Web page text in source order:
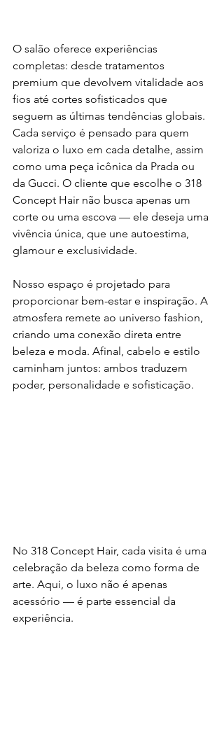
O salão oferece experiências
completas: desde tratamentos
premium que devolvem vitalidade aos
fios até cortes sofisticados que
seguem as últimas tendências globais.
Cada serviço é pensado para quem
valoriza o luxo em cada detalhe, assim
como uma peça icônica da Prada ou
da Gucci. O cliente que escolhe o 318
Concept Hair não busca apenas um
corte ou uma escova — ele deseja uma
vivência única, que une autoestima,
glamour e exclusividade.
Nosso espaço é projetado para
proporcionar bem-estar e inspiração. A
atmosfera remete ao universo fashion,
criando uma conexão direta entre
beleza e moda. Afinal, cabelo e estilo
caminham juntos: ambos traduzem
poder, personalidade e sofisticação.
No 318 Concept Hair, cada visita é uma
celebração da beleza como forma de
arte. Aqui, o luxo não é apenas
acessório — é parte essencial da
experiência.